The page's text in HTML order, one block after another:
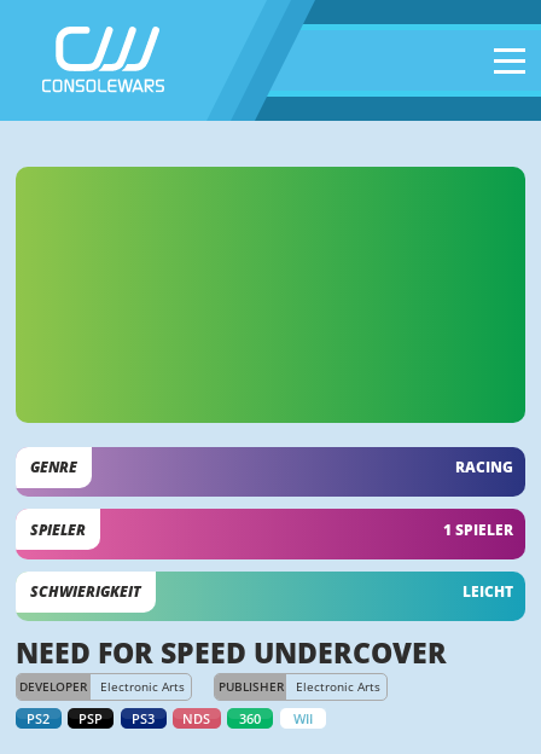
GENRE RACING
SPIELER 1 SPIELER
SCHWIERIGKEIT LEICHT
NEED FOR SPEED UNDERCOVER
DEVELOPER Electronic Arts PUBLISHER Electronic Arts
PS2 PSP PS3 NDS 360 WII